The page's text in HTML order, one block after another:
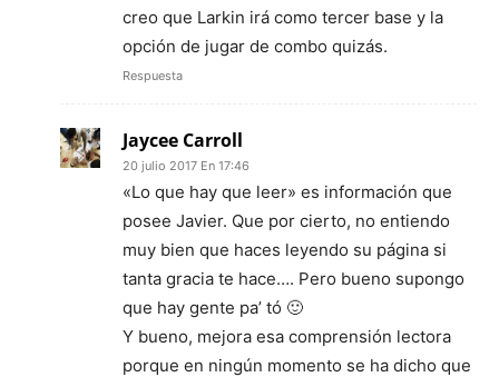
creo que Larkin irá como tercer base y la
opción de jugar de combo quizás.
Respuesta
Jaycee Carroll
20 julio 2017 En 17:46
«Lo que hay que leer» es información que
posee Javier. Que por cierto, no entiendo
muy bien que haces leyendo su página si
tanta gracia te hace…. Pero bueno supongo
que hay gente pa’ tó 🙂
Y bueno, mejora esa comprensión lectora
porque en ningún momento se ha dicho que